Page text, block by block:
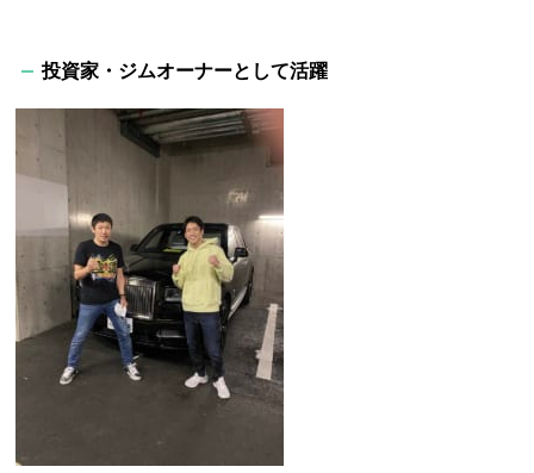
投資家・ジムオーナーとして活躍